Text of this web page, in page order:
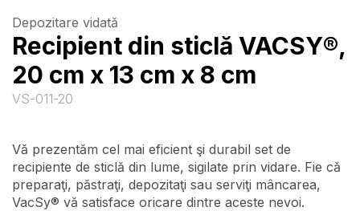
Depozitare vidată
Recipient din sticlă VACSY®,
20 cm x 13 cm x 8 cm
VS-011-20
Vă prezentăm cel mai eficient şi durabil set de
recipiente de sticlă din lume, sigilate prin vidare. Fie că
preparaţi, păstraţi, depozitaţi sau serviţi mâncarea,
VacSy® vă satisface oricare dintre aceste nevoi.